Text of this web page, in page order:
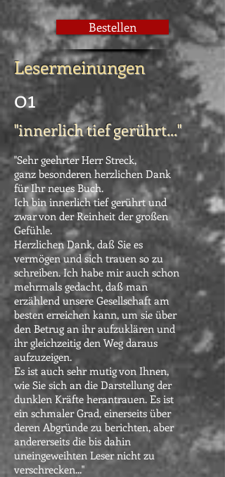
Bestellen
Lesermeinungen
"innerlich tief gerührt..."
"Sehr geehrter Herr Streck,
ganz besonderen herzlichen Dank
für Ihr neues Buch.
Ich bin innerlich tief gerührt und
zwar von der Reinheit der großen
Gefühle.
Herzlichen Dank, daß Sie es
vermögen und sich trauen so zu
schreiben. Ich habe mir auch schon
mehrmals gedacht, daß man
erzählend unsere Gesellschaft am
besten erreichen kann, um sie über
den Betrug an ihr aufzuklären und
ihr gleichzeitig den Weg daraus
aufzuzeigen.
Es ist auch sehr mutig von Ihnen,
wie Sie sich an die Darstellung der
dunklen Kräfte herantrauen. Es ist
ein schmaler Grad, einerseits über
deren Abgründe zu berichten, aber
andererseits die bis dahin
uneingeweihten Leser nicht zu
verschrecken..."
01